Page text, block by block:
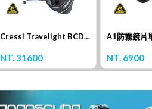
Cressi Travelight BCD 浮力背心
NT. 31600
A1防霧鏡片
NT. 6900